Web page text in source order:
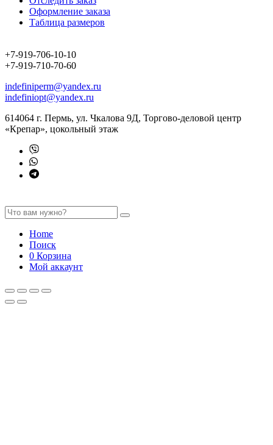
Оформление заказа
Таблица размеров
+7-919-706-10-10
+7-919-710-70-60
indefiniperm@yandex.ru
indefiniopt@yandex.ru
614064 г. Пермь, ул. Чкалова 9Д, Торгово-деловой центр
«Крепар», цокольный этаж
Home
Поиск
0 Корзина
Мой аккаунт